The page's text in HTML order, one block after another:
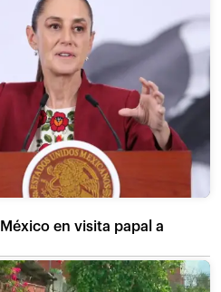
en visita papal a